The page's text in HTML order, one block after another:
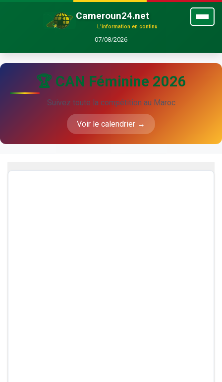
Cameroun24.net
L'information en continu
07/08/2026
🏆 CAN Féminine 2026
Suivez toute la compétition au Maroc
Voir le calendrier →